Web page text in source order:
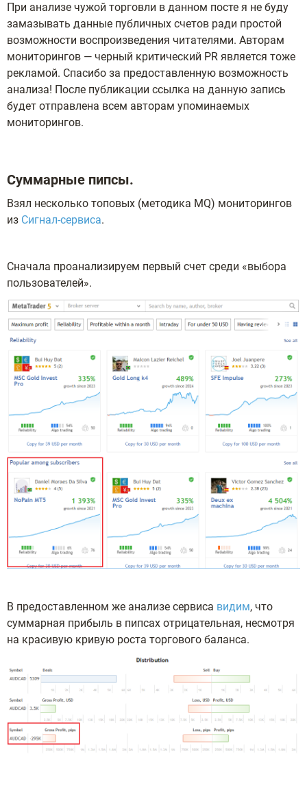
При анализе чужой торговли в данном посте я не буду
замазывать данные публичных счетов ради простой
возможности воспроизведения читателями. Авторам
мониторингов — черный критический PR является тоже
рекламой. Спасибо за предоставленную возможность
анализа! После публикации ссылка на данную запись
будет отправлена всем авторам упоминаемых
мониторингов.
Суммарные пипсы.
Взял несколько топовых (методика MQ) мониторингов
из Сигнал-сервиса.
Сначала проанализируем первый счет среди «выбора
пользователей».
В предоставленном же анализе сервиса видим, что
суммарная прибыль в пипсах отрицательная, несмотря
на красивую кривую роста торгового баланса.